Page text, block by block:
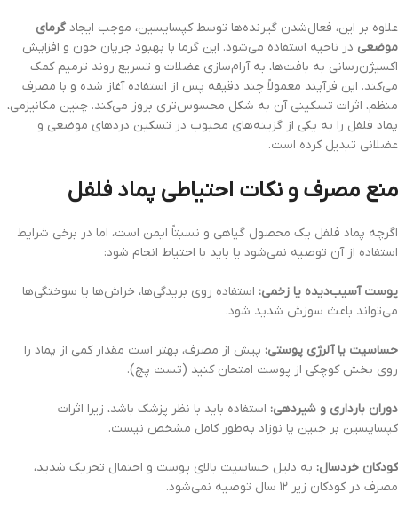
علاوه بر این، فعال‌شدن گیرنده‌ها توسط کپسایسین، موجب ایجاد گرمای
موضعی در ناحیه استفاده می‌شود. این گرما با بهبود جریان خون و افزایش
اکسیژن‌رسانی به بافت‌ها، به آرام‌سازی عضلات و تسریع روند ترمیم کمک
می‌کند. این فرآیند معمولاً چند دقیقه پس از استفاده آغاز شده و با مصرف
منظم، اثرات تسکینی آن به شکل محسوس‌تری بروز می‌کند. چنین مکانیزمی،
پماد فلفل را به یکی از گزینه‌های محبوب در تسکین دردهای موضعی و
عضلانی تبدیل کرده است.
منع مصرف و نکات احتیاطی پماد فلفل
اگرچه پماد فلفل یک محصول گیاهی و نسبتاً ایمن است، اما در برخی شرایط
استفاده از آن توصیه نمی‌شود یا باید با احتیاط انجام شود:
پوست آسیب‌دیده یا زخمی: استفاده روی بریدگی‌ها، خراش‌ها یا سوختگی‌ها
می‌تواند باعث سوزش شدید شود.
حساسیت یا آلرژی پوستی: پیش از مصرف، بهتر است مقدار کمی از پماد را
روی بخش کوچکی از پوست امتحان کنید (تست پچ).
دوران بارداری و شیردهی: استفاده باید با نظر پزشک باشد، زیرا اثرات
کپسایسین بر جنین یا نوزاد به‌طور کامل مشخص نیست.
کودکان خردسال: به دلیل حساسیت بالای پوست و احتمال تحریک شدید،
مصرف در کودکان زیر ۱۲ سال توصیه نمی‌شود.